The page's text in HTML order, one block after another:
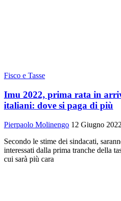
Fisco e Tasse
Imu 2022, prima rata in
italiani: dove si paga di più
Pierpaolo Molinengo 12 Giugno 2022
Secondo le stime dei sindacati,
interessati dalla prima tranche della
cui sarà più cara